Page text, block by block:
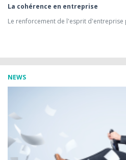
La cohérence en entreprise
Le renforcement de l'esprit d'entreprise
NEWS